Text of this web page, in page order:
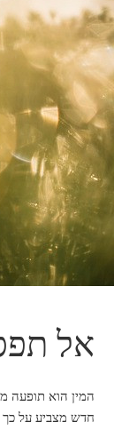
אל
המין הוא תופעה
חדש מצביע על כך